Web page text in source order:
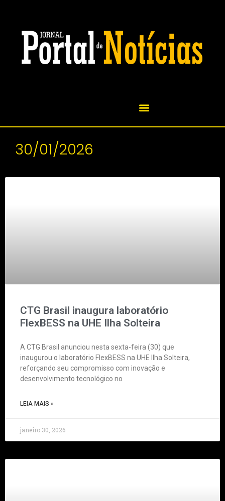
30/01/2026
CTG Brasil inaugura laboratório
FlexBESS na UHE Ilha Solteira
A CTG Brasil anunciou nesta sexta-feira (30) que
inaugurou o laboratório FlexBESS na UHE Ilha Solteira,
reforçando seu compromisso com inovação e
desenvolvimento tecnológico no
LEIA MAIS »
janeiro 30, 2026